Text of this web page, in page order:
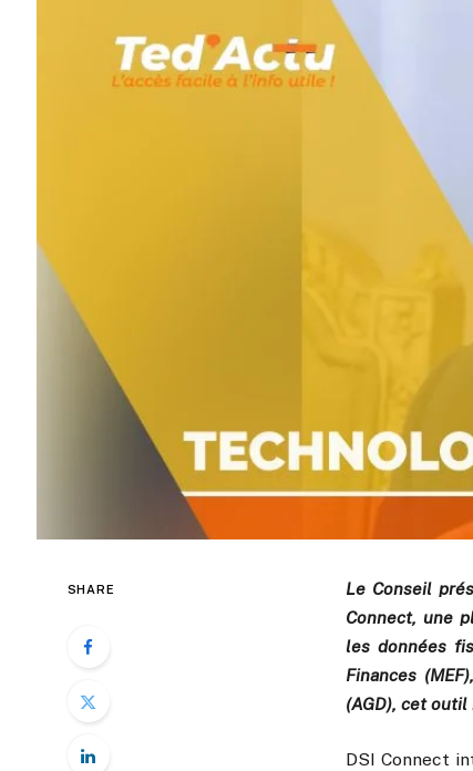
SHARE
Le Conseil
Connect, une
les données
Finances
(AGD), cet
DSI Connect